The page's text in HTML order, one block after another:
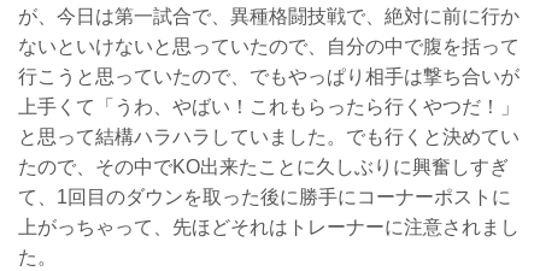
が、今日は第一試合で、異種格闘技戦で、絶対に前に行か
ないといけないと思っていたので、自分の中で腹を括って
行こうと思っていたので、でもやっぱり相手は撃ち合いが
上手くて「うわ、やばい！これもらったら行くやつだ！」
と思って結構ハラハラしていました。でも行くと決めてい
たので、その中でKO出来たことに久しぶりに興奮しすぎ
て、1回目のダウンを取った後に勝手にコーナーポストに
上がっちゃって、先ほどそれはトレーナーに注意されまし
た。